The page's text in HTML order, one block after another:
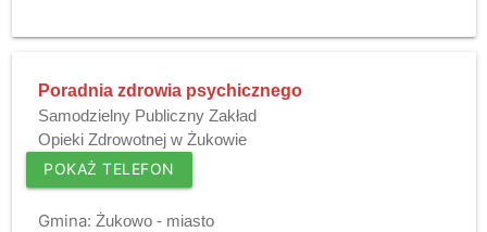
Poradnia zdrowia psychicznego
Samodzielny Publiczny Zakład
Opieki Zdrowotnej w Żukowie
POKAŻ TELEFON
Gmina: Żukowo - miasto